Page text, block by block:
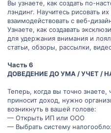
Вы узнаете, как создать по-
лэндинг. Научитесь рисовать
взаимодействовать с веб-
Узнаете, как создавать
для удержания внимания и
статьи, обзоры, рассылки,
Часть 6
ДОВЕДЕНИЕ ДО УМА / УЧЕТ /
Теперь, когда вы точно
приносит доход, нужно
возникнуть в вашей голове:
— Открыть ИП или ООО
— Выбрать систему